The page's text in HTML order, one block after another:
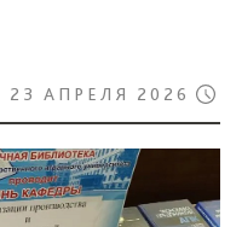
23 АПРЕЛЯ 2026